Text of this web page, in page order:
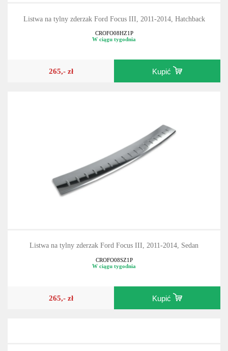
Listwa na tylny zderzak Ford Focus III, 2011-2014, Hatchback
CROFO08HZ1P
W ciągu tygodnia
265,- zł Kupić
Listwa na tylny zderzak Ford Focus III, 2011-2014, Sedan
CROFO08SZ1P
W ciągu tygodnia
265,- zł Kupić